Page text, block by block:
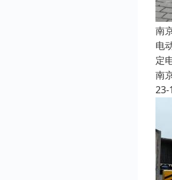
南
电
定
南
23-